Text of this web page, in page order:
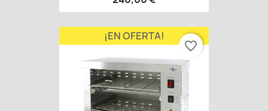
¡EN OFERTA!
favorite_border